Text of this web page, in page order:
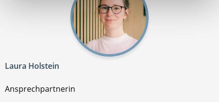
Laura Holstein
Ansprechpartnerin